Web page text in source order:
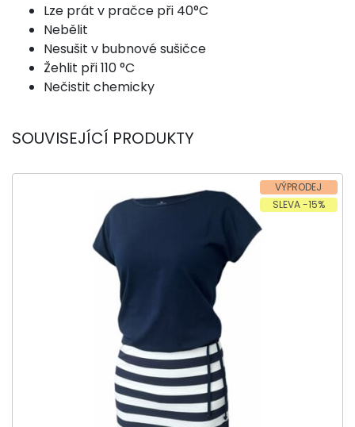
Lze prát v pračce při 40°C
Nebělit
Nesušit v bubnové sušičce
Žehlit při 110 °C
Nečistit chemicky
SOUVISEJÍCÍ PRODUKTY
VÝPRODEJ
SLEVA -15%